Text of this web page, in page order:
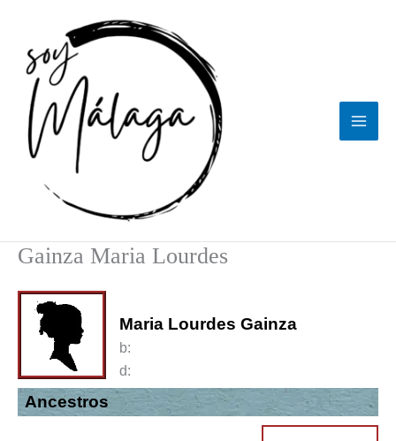
contenido
Gainza Maria Lourdes
Maria Lourdes Gainza
b:
d:
Ancestros